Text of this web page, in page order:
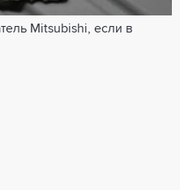
Mitsubishi, если в